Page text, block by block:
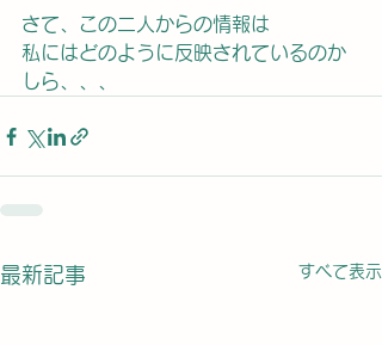
さて、この二人からの情報は
私にはどのように反映されているのか
しら、、、
最新記事 すべて表示